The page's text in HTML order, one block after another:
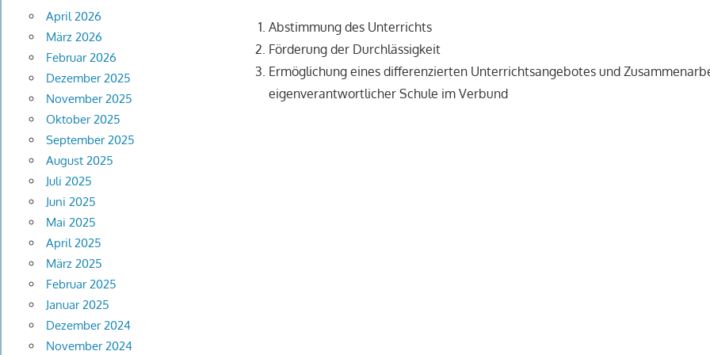
Abstimmung des Unterrichts
Förderung der Durchlässigkeit
Ermöglichung eines differenzierten Unterrichtsangebotes und
eigenverantwortlicher Schule im Verbund
April 2026
März 2026
Februar 2026
Dezember 2025
November 2025
Oktober 2025
September 2025
August 2025
Juli 2025
Juni 2025
Mai 2025
April 2025
März 2025
Februar 2025
Januar 2025
Dezember 2024
November 2024